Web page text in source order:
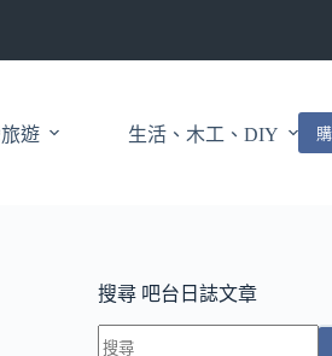
遊 生活、木工、DIY
搜尋 吧台日誌文章
找